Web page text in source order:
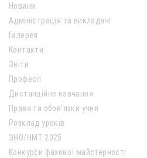
Новини
Адміністрація та викладачі
Галерея
Контакти
Звіти
Професії
Дистанційне навчання
Права та обов’язки учня
Розклад уроків
ЗНО/НМТ 2025
Конкурси фахової майстерності